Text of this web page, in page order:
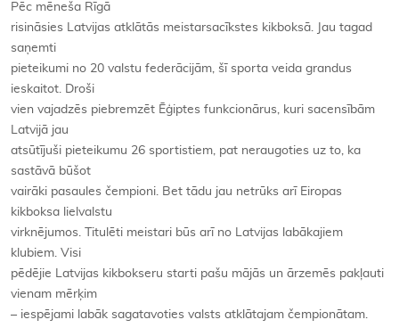
Pēc mēneša Rīgā
risināsies Latvijas atklātās meistarsacīkstes kikboksā. Jau tagad
saņemti
pieteikumi no 20 valstu federācijām, šī sporta veida grandus
ieskaitot. Droši
vien vajadzēs piebremzēt Ēģiptes funkcionārus, kuri sacensībām
Latvijā jau
atsūtījuši pieteikumu 26 sportistiem, pat neraugoties uz to, ka
sastāvā būšot
vairāki pasaules čempioni. Bet tādu jau netrūks arī Eiropas
kikboksa lielvalstu
virknējumos. Titulēti meistari būs arī no Latvijas labākajiem
klubiem. Visi
pēdējie Latvijas kikbokseru starti pašu mājās un ārzemēs pakļauti
vienam mērķim
– iespējami labāk sagatavoties valsts atklātajam čempionātam.